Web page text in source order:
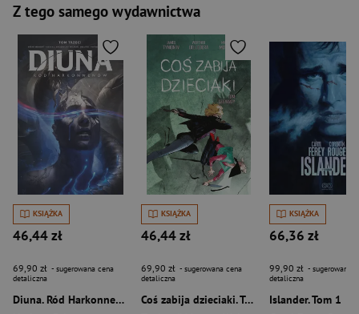
Z tego samego wydawnictwa
KSIĄŻKA
46,44 zł
69,90 zł - sugerowana cena
detaliczna
Diuna. Ród Harkonnenów. Tom 3
KSIĄŻKA
46,44 zł
69,90 zł - sugerowana cena
detaliczna
Coś zabija dzieciaki. Tom 9
KSIĄŻKA
66,36 zł
99,90 zł - sugerowana
detaliczna
Islander. Tom 1